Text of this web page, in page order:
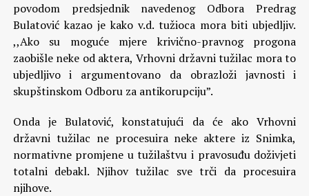
povodom predsjednik navedenog Odbora Predrag
Bulatović kazao je kako v.d. tužioca mora biti ubjedljiv.
,,Ako su moguće mjere krivično-pravnog progona
zaobišle neke od aktera, Vrhovni državni tužilac mora to
ubjedljivo i argumentovano da obrazloži javnosti i
skupštinskom Odboru za antikorupciju”.
Onda je Bulatović, konstatujući da će ako Vrhovni
državni tužilac ne procesuira neke aktere iz Snimka,
normativne promjene u tužilaštvu i pravosuđu doživjeti
totalni debakl. Njihov tužilac sve trči da procesuira
njihove.